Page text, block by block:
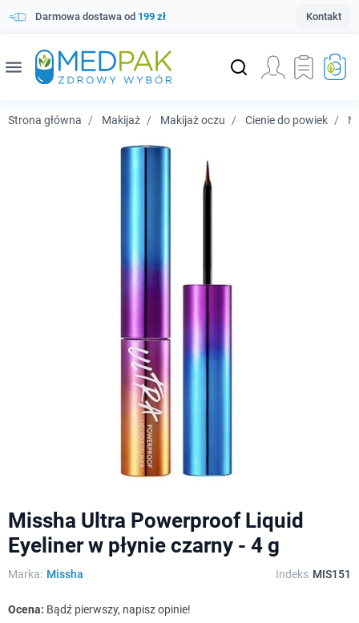
Darmowa dostawa od 199 zł Kontakt
menu
Strona główna Makijaż Makijaż oczu Cienie do powiek
Missha Ultra Powerproof Liquid
Eyeliner w płynie czarny - 4 g
Marka: Missha Indeks MIS151
Ocena: Bądź pierwszy, napisz opinie!